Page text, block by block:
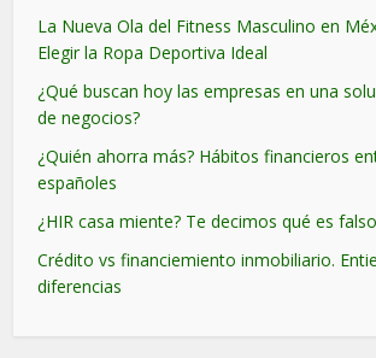
La Nueva Ola del Fitness Masculino en
Elegir la Ropa Deportiva Ideal
¿Qué buscan hoy las empresas en una
de negocios?
¿Quién ahorra más? Hábitos financieros
españoles
¿HIR casa miente? Te decimos qué es
Crédito vs financiemiento inmobiliario.
diferencias